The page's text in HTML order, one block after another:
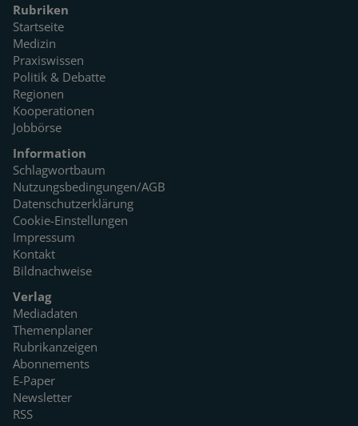
Rubriken
Startseite
Medizin
Praxiswissen
Politik & Debatte
Regionen
Kooperationen
Jobbörse
Information
Schlagwortbaum
Nutzungsbedingungen/AGB
Datenschutzerklärung
Cookie-Einstellungen
Impressum
Kontakt
Bildnachweise
Verlag
Mediadaten
Themenplaner
Rubrikanzeigen
Abonnements
E-Paper
Newsletter
RSS